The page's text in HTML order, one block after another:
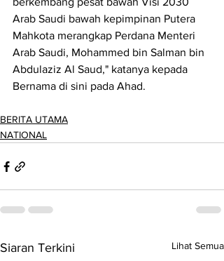
Arab Saudi bawah kepimpinan Putera
Mahkota merangkap Perdana Menteri
Arab Saudi, Mohammed bin Salman bin
Abdulaziz Al Saud," katanya kepada
Bernama di sini pada Ahad.
BERITA UTAMA
NATIONAL
Siaran Terkini Lihat Semua